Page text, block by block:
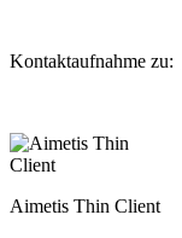
Kontaktaufnahme zu:
Aimetis Thin Client